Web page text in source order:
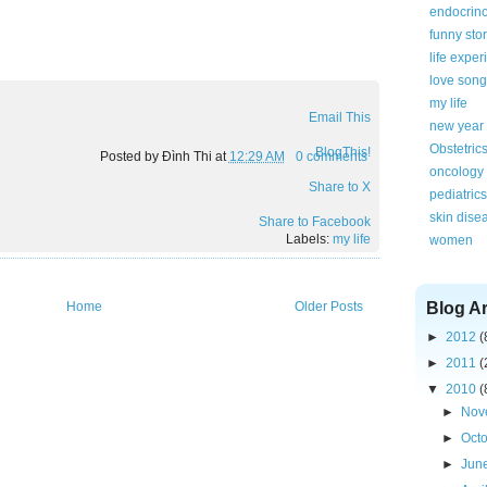
Posted by Đình Thi at 12:29 AM 0 comments
Email This
BlogThis!
Share to X
Share to Facebook
Labels: my life
Older Posts
Home
funny
life
love song
my life
new year
Obstetrics
oncology
pediatrics
skin
women
Blog
► 2012
► 2011
▼ 2010
►
►
►